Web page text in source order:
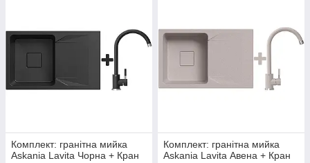
Комплект: гранітна мийка
Askania Lavita Чорна + Кран
Комплект: гранітна мийка
Askania Lavita Авена + Кран